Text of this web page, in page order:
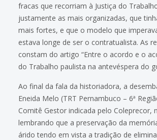
fracas que recorriam à Justiça do
justamente as mais organizadas, que
mais fortes, e que o modelo que
estava longe de ser o contratualista. As
constam do artigo “Entre o acordo e o
do Trabalho paulista na antevéspera do
Ao final da fala da historiadora, a
Eneida Melo (TRT Pernambuco – 6ª
Comitê Gestor indicada pelo Coleprecor,
lembrando que a preservação da
árido tendo em vista a tradição de